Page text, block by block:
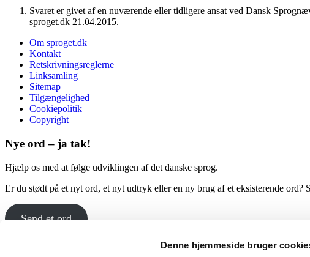
Denne hjemmeside bruger
Svaret er givet af en nuværende eller tidligere ansat ved Dansk
sproget.dk 21.04.2015.
Om sproget.dk
Kontakt
Retskrivningsreglerne
Linksamling
Sitemap
Tilgængelighed
Cookiepolitik
Copyright
Nye ord – ja tak!
Hjælp os med at følge udviklingen af det danske sprog.
Er du stødt på et nyt ord, et nyt udtryk eller en ny brug af et eksisterende
Send et ord